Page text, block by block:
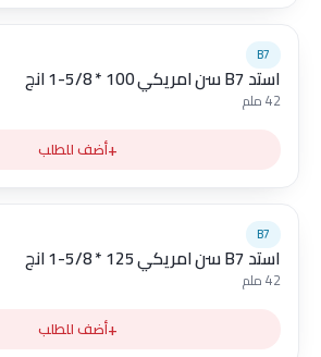
B7
استد B7 سن امريكي 100 * 5/8-1 انج
42 ملم
+أضف للطلب
B7
استد B7 سن امريكي 125 * 5/8-1 انج
42 ملم
+أضف للطلب